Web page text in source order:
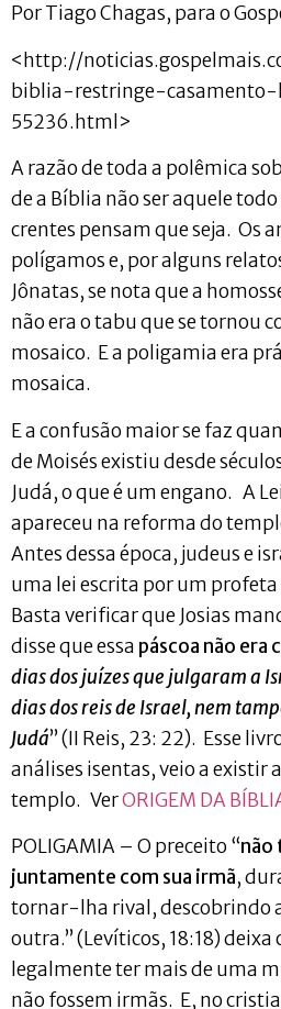
Por Tiago Chagas, para o
<http://
biblia-restringe-casamento-
55236.html>
A razão de toda a polêmica
de a Bíblia não ser aquele
crentes pensam que seja. Os
polígamos e, por alguns
Jônatas, se nota que a
não era o tabu que se tornou
mosaico. E a poligamia era
mosaica.
E a confusão maior se faz
de Moisés existiu desde
Judá, o que é um engano. A
apareceu na reforma do
Antes dessa época, judeus e
uma lei escrita por um
Basta verificar que Josias
disse que essa páscoa não era
dias dos juízes que julgaram a
dias dos reis de Israel, nem
Judá” (II Reis, 23: 22). Esse
análises isentas, veio a existir
templo. VerORIGEM DA
POLIGAMIA – O preceito “não
juntamente com sua irmã,
tornar-lha rival, descobrindo
outra.” (Levíticos, 18:18)
legalmente ter mais de uma
não fossem irmãs. E, no